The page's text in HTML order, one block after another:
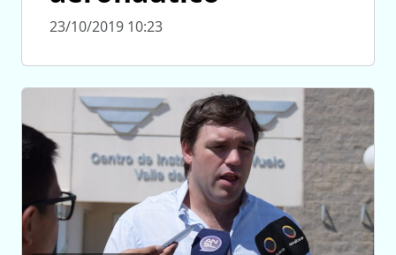
23/10/2019 10:23